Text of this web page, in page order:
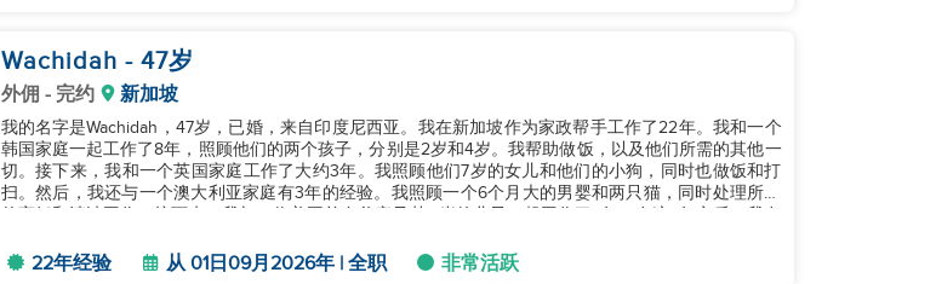
Wachidah - 47岁
外佣 - 完约 新加坡
我的名字是Wachidah，47岁，已婚，来自印度尼西亚。我在新加坡作为家政帮手工作了22年。我和一个
韩国家庭一起工作了8年，照顾他们的两个孩子，分别是2岁和4岁。我帮助做饭，以及他们所需的其他一
切。接下来，我和一个英国家庭工作了大约3年。我照顾他们7岁的女儿和他们的小狗，同时也做饭和打
扫。然后，我还与一个澳大利亚家庭有3年的经验。我照顾一个6个月大的男婴和两只猫，同时处理所有
22年经验 从 01日09月2026年 | 全职 非常活跃